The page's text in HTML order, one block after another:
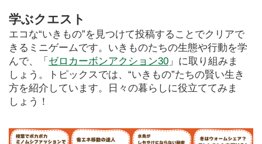
学ぶクエスト
エコな“いきもの”を見つけて投稿することでクリアで
きるミニゲームです。いきものたちの生態や行動を学
んで、「 ゼロカーボンアクション30 」に取り組みま
しょう。トピックスでは、“いきもの”たちの賢い生き
方を紹介しています。日々の暮らしに役立ててみま
しょう！